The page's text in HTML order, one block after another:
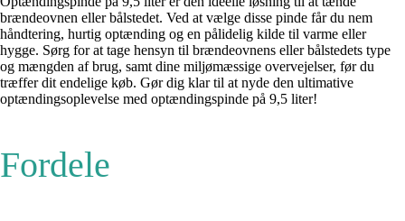
brændeovnen eller bålstedet. Ved at vælge disse pinde får du nem
håndtering, hurtig optænding og en pålidelig kilde til varme eller
hygge. Sørg for at tage hensyn til brændeovnens eller bålstedets type
og mængden af brug, samt dine miljømæssige overvejelser, før du
træffer dit endelige køb. Gør dig klar til at nyde den ultimative
optændingsoplevelse med optændingspinde på 9,5 liter!
Fordele